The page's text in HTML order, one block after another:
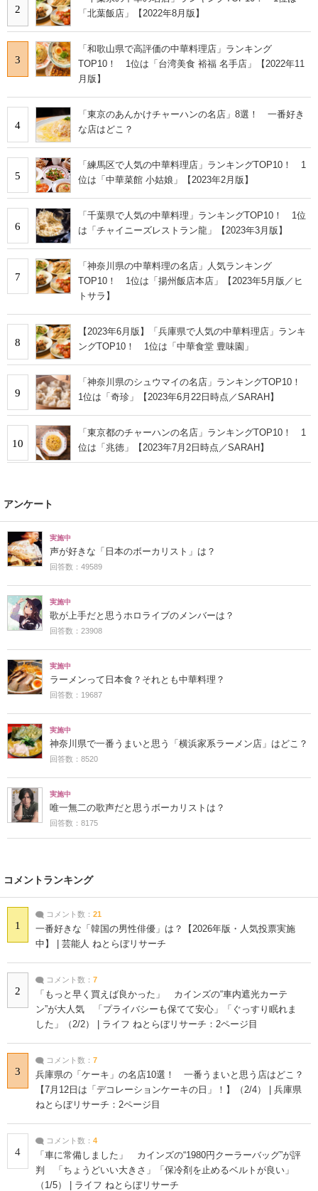
2
「北葉飯店」【2022年8月版】
3
「和歌山県で高評価の中華料理店」ランキング
TOP10！ 1位は「台湾美食 裕福 名手店」【2022年11
月版】
4
「東京のあんかけチャーハンの名店」8選！ 一番好き
な店はどこ？
5
「練馬区で人気の中華料理店」ランキングTOP10！ 1
位は「中華菜館 小姑娘」【2023年2月版】
6
「千葉県で人気の中華料理」ランキングTOP10！ 1位
は「チャイニーズレストラン龍」【2023年3月版】
7
「神奈川県の中華料理の名店」人気ランキング
TOP10！ 1位は「揚州飯店本店」【2023年5月版／ヒ
トサラ】
8
【2023年6月版】「兵庫県で人気の中華料理店」ランキ
ングTOP10！ 1位は「中華食堂 豊味園」
9
「神奈川県のシュウマイの名店」ランキングTOP10！
1位は「奇珍」【2023年6月22日時点／SARAH】
10
「東京都のチャーハンの名店」ランキングTOP10！ 1
位は「兆徳」【2023年7月2日時点／SARAH】
アンケート
実施中
声が好きな「日本のボーカリスト」は？
回答数：49589
実施中
歌が上手だと思うホロライブのメンバーは？
回答数：23908
実施中
ラーメンって日本食？それとも中華料理？
回答数：19687
実施中
神奈川県で一番うまいと思う「横浜家系ラーメン店」はどこ？
回答数：8520
実施中
唯一無二の歌声だと思うボーカリストは？
回答数：8175
コメントランキング
1
コメント数： 21
一番好きな「韓国の男性俳優」は？【2026年版・人気投票実施
中】 | 芸能人 ねとらぼリサーチ
2
コメント数： 7
「もっと早く買えば良かった」 カインズの“車内遮光カーテ
ン”が大人気 「プライバシーも保てて安心」「ぐっすり眠れま
した」（2/2） | ライフ ねとらぼリサーチ：2ページ目
3
コメント数： 7
兵庫県の「ケーキ」の名店10選！ 一番うまいと思う店はどこ？
【7月12日は「デコレーションケーキの日」！】（2/4） | 兵庫県
ねとらぼリサーチ：2ページ目
4
コメント数： 4
「車に常備しました」 カインズの“1980円クーラーバッグ”が評
判 「ちょうどいい大きさ」「保冷剤を止めるベルトが良い」
（1/5） | ライフ ねとらぼリサーチ